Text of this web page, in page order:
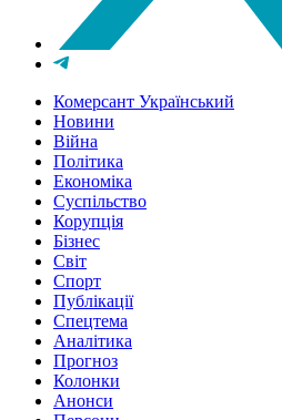
Комерсант Український
Новини
Війна
Політика
Економіка
Суспільство
Корупція
Бізнес
Світ
Спорт
Публікації
Спецтема
Аналітика
Прогноз
Колонки
Анонси